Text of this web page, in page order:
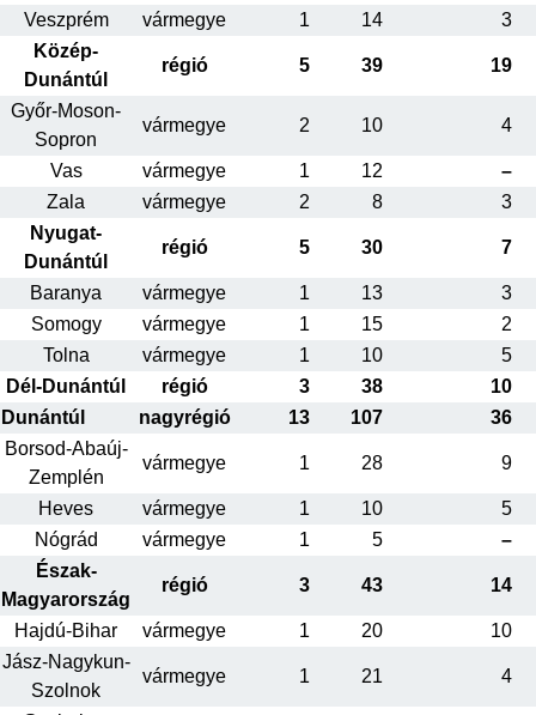
Veszprém vármegye 1 14
3
Közép-
Dunántúl
régió 5 39 19
Győr-Moson-
Sopron
vármegye 2 10 4
Vas vármegye 1 12
–
Zala
vármegye 2 8
3
Nyugat-
Dunántúl
régió 5 30 7
Baranya vármegye 1 13
3
Somogy
vármegye 1 15
2
Tolna
vármegye 1 10
5
Dél-Dunántúl
régió 3 38
10
Dunántúl
nagyrégió 13 107
36
Borsod-Abaúj-
Zemplén
vármegye 1 28 9
Heves vármegye 1 10
5
Nógrád
vármegye 1 5
–
Észak-
Magyarország
régió 3 43 14
Hajdú-Bihar vármegye 1 20
10
Jász-Nagykun-
Szolnok
vármegye 1 21 4